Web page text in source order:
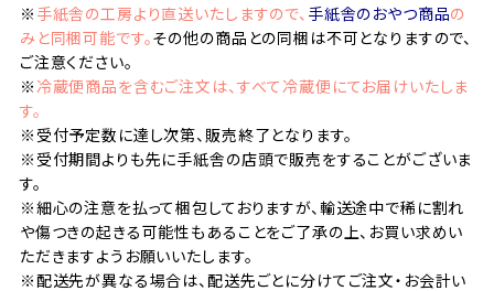
※ 手紙舎の工房より直送いたしますので、 手紙舎のおやつ商品の
みと同梱可能です。その他の商品との同梱は不可となりますので、
ご注意ください。
※ 冷蔵便商品を含むご注文は、すべて冷蔵便にてお届けいたしま
す。
※受付予定数に達し次第、販売終了となります。
※受付期間よりも先に手紙舎の店頭で販売をすることがございま
す。
※細心の注意を払って梱包しておりますが、輸送途中で稀に割れ
や傷つきの起きる可能性もあることをご了承の上、お買い求めい
ただきますようお願いいたします。
※配送先が異なる場合は、配送先ごとに分けてご注文・お会計い